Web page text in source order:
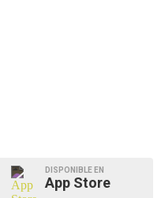
DISPONIBLE EN
App Store